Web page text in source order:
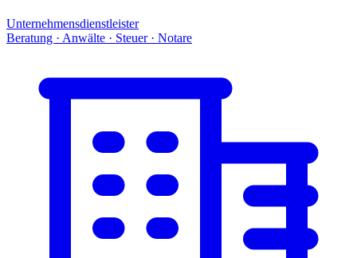
Unternehmensdienstleister
Beratung · Anwälte · Steuer · Notare